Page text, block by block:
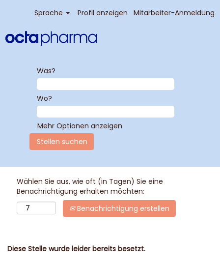
Sprache Profil anzeigen Mitarbeiter-Anmeldung
Was?
Wo?
Mehr Optionen anzeigen
Wählen Sie aus, wie oft (in Tagen) Sie eine
Benachrichtigung erhalten möchten:
Benachrichtigung erstellen
Diese Stelle wurde leider bereits besetzt.